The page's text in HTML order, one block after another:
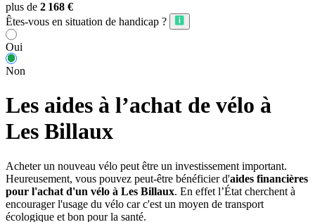
plus de 2 168 €
Êtes-vous en situation de handicap ?
Oui
Non
Les aides à l’achat de vélo à
Les Billaux
Acheter un nouveau vélo peut être un investissement important.
Heureusement, vous pouvez peut-être bénéficier d'aides financières
pour l'achat d'un vélo à Les Billaux. En effet l’État cherchent à
encourager l'usage du vélo car c'est un moyen de transport
écologique et bon pour la santé.